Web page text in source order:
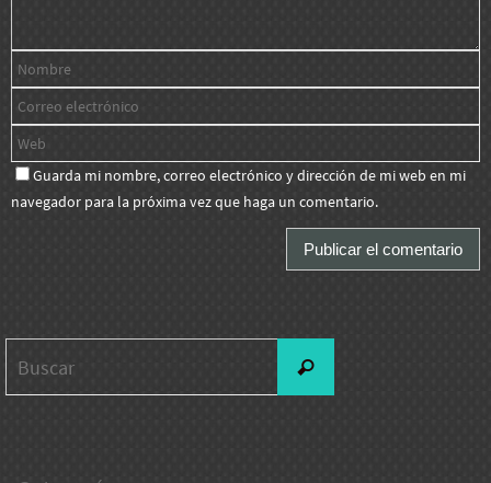
Guarda mi nombre, correo electrónico y dirección de mi web en mi
navegador para la próxima vez que haga un comentario.
Buscar